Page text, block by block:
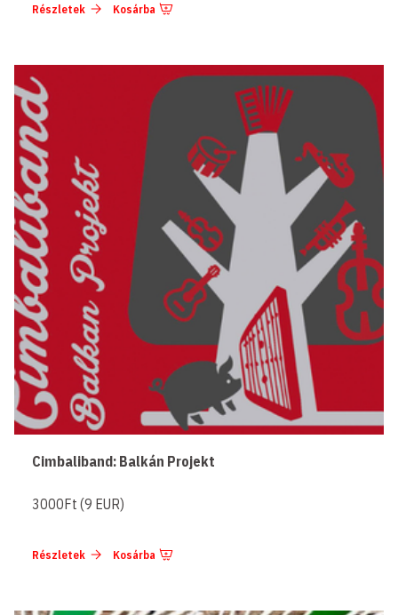
Részletek Kosárba
Cimbaliband: Balkán Projekt
3000Ft (9 EUR)
Részletek Kosárba